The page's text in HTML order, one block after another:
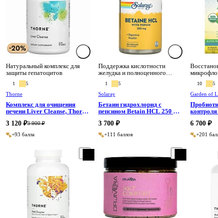
Натуральный комплекс для
защиты гепатоцитов
1 5
Thorne
Комплекс для очищения
печени Liver Cleanse, Thorne
3 120 ₽3 900 ₽
+93 балла
Поддержка кислотности
желудка и полноценного
пищеварения
1 5
Solaray
Бетаин гидрохлорид с
пепсином Betain HCL 250 мг,
3 700 ₽
+111 баллов
10 5
Garden of
Life
6 700 ₽
+201